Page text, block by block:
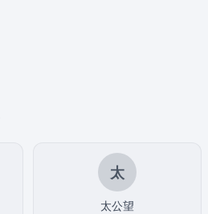
太
太公望